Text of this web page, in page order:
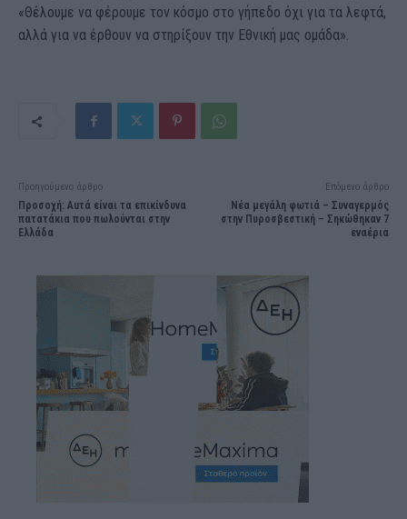
«Θέλουμε να φέρουμε τον κόσμο στο γήπεδο όχι για τα λεφτά,
αλλά για να έρθουν να στηρίξουν την Εθνική μας ομάδα».
Προηγούμενο άρθρο
Προσοχή: Αuτά είναι τα επικίνδυνα
πατατάκια που πωλούνται στην
Ελλάδα
Επόμενο άρθρο
Νέα μεγάλη φωτιά – Συναγερμός
στην Πυροσβεστική – Σηκώθηκαν 7
εναέρια